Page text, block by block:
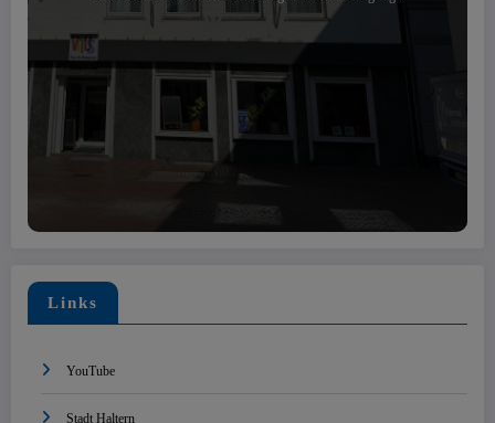
Links
YouTube
Stadt Haltern